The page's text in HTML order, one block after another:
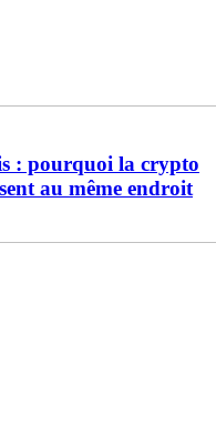
: pourquoi la crypto
au même endroit